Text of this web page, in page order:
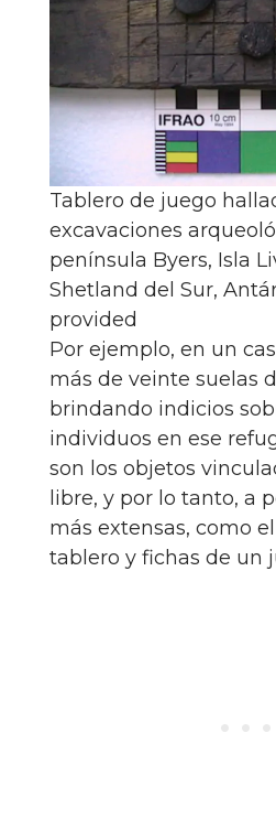
Tablero de juego
excavaciones
península Byers, Isla
Shetland del Sur,
provided
Por ejemplo, en un
más de veinte suelas
brindando indicios
individuos en ese
son los objetos
libre, y por lo tanto, a
más extensas, como
tablero y fichas de un